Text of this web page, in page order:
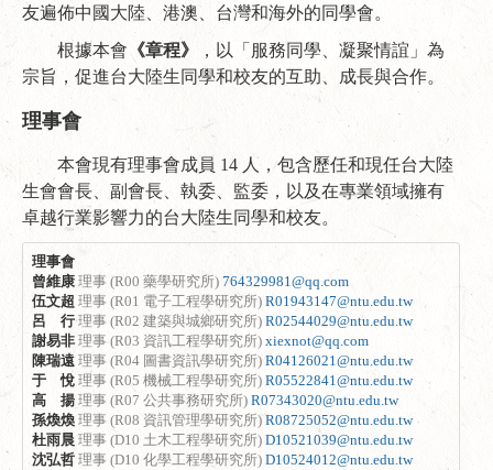
友遍佈中國大陸、港澳、台灣和海外的同學會。
根據本會 《章程》
，以「服務同學、凝聚情誼」為
宗旨，促進台大陸生同學和校友的互助、成長與合作。
理事會
本會現有理事會成員 14 人，包含歷任和現任台大陸
生會會長、副會長、執委、監委，以及在專業領域擁有
卓越行業影響力的台大陸生同學和校友。
理事會
曾維康 理事 (R00 藥學研究所) 764329981@qq.com
伍文超 理事 (R01 電子工程學研究所) R01943147@ntu.edu.tw
呂 行 理事 (R02 建築與城鄉研究所) R02544029@ntu.edu.tw
謝易非 理事 (R03 資訊工程學研究所) xiexnot@qq.com
陳瑞遠 理事 (R04 圖書資訊學研究所) R04126021@ntu.edu.tw
于 悅 理事 (R05 機械工程學研究所) R05522841@ntu.edu.tw
高 揚 理事 (R07 公共事務研究所) R07343020@ntu.edu.tw
孫煥煥 理事 (R08 資訊管理學研究所) R08725052@ntu.edu.tw
杜雨晨 理事 (D10 土木工程學研究所) D10521039@ntu.edu.tw
沈弘哲 理事 (D10 化學工程學研究所) D10524012@ntu.edu.tw